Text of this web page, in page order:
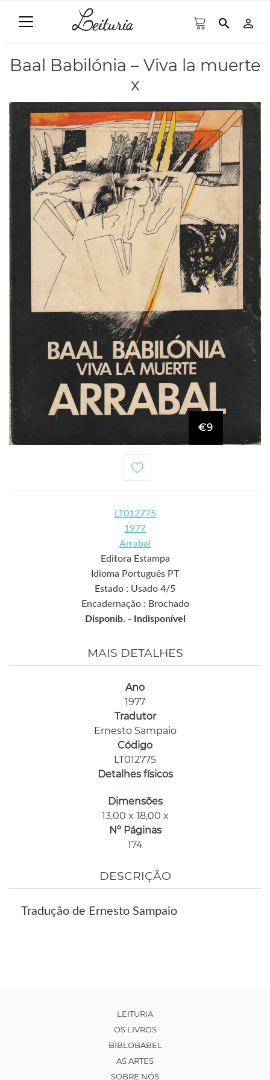
search person_outline
Baal Babilónia – Viva la muerte
x
€9
LT012775
1977
Arrabal
Editora Estampa
Idioma Português PT
Estado : Usado 4/5
Encadernação : Brochado
Disponib. - Indisponível
MAIS DETALHES
Ano
1977
Tradutor
Ernesto Sampaio
Código
LT012775
Detalhes físicos
Dimensões
13,00 x 18,00 x
Nº Páginas
174
DESCRIÇÃO
Tradução de Ernesto Sampaio
LEITURIA
OS LIVROS
BIBLOBABEL
AS ARTES
SOBRE NÓS